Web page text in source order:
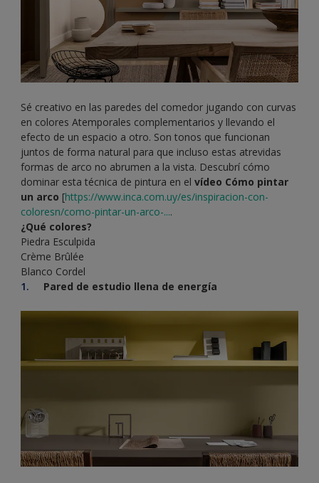
Sé creativo en las paredes del comedor jugando con curvas
en colores Atemporales complementarios y llevando el
efecto de un espacio a otro. Son tonos que funcionan
juntos de forma natural para que incluso estas atrevidas
formas de arco no abrumen a la vista. Descubrí cómo
dominar esta técnica de pintura en el vídeo Cómo pintar
un arco [https://www.inca.com.uy/es/inspiracion-con-
coloresn/como-pintar-un-arco-....
¿Qué colores?
Piedra Esculpida
Crème Brûlée
Blanco Cordel
Pared de estudio llena de energía